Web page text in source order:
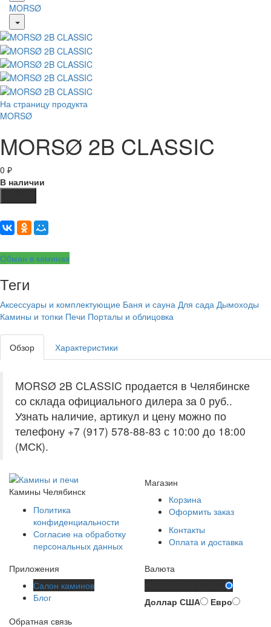
MORSØ
На страницу продукта
MORSØ
MORSØ 2B CLASSIC
0 ₽
В наличии
Обман в каминах
Теги
Аксессуары и комплектующие Баня и сауна Для сада Дымоходы
Камины и топки Печи Порталы и облицовка
Обзор Характеристики
MORSØ 2B CLASSIC продается в Челябинске
со склада официального дилера за 0 руб..
Узнать наличие, артикул и цену можно по
телефону +7 (917) 578-88-83 с 10:00 до 18:00
(МСК).
Камины Челябинск
Политика
конфиденциальности
Согласие на обработку
персональных данных
Магазин
Корзина
Оформить заказ
Контакты
Оплата и доставка
Приложения
Салон каминов
Блог
Валюта
Доллар США
Евро
Обратная связь